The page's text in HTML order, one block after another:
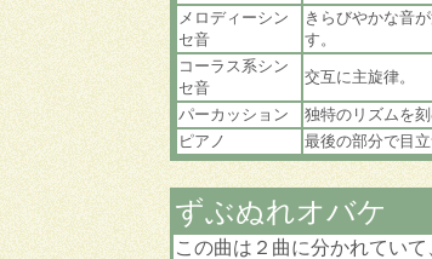
メロディーシン
セ音
きらびやかな音
す。
コーラス系シン
セ音
交互に主旋律。
パーカッション
独特のリズムを刻
ピアノ
最後の部分で目立
ずぶぬれオバケ
この曲は２曲に分かれていて